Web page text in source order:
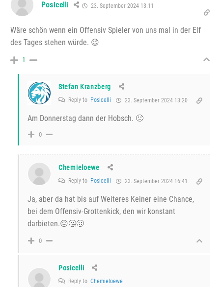
Posicelli 23. September 2024 13:11
Wäre schön wenn ein Offensiv Spieler von uns mal in der Elf
des Tages stehen würde. 😉
1
Stefan Kranzberg
Reply to Posicelli 23. September 2024 13:20
Am Donnerstag dann der Hobsch. 🙂
0
Chemieloewe
Reply to Posicelli 23. September 2024 16:41
Ja, aber da hat bis auf Weiteres Keiner eine Chance,
bei dem Offensiv-Grottenkick, den wir konstant
darbieten.😖🤔🥴
0
Posicelli
Reply to Chemieloewe